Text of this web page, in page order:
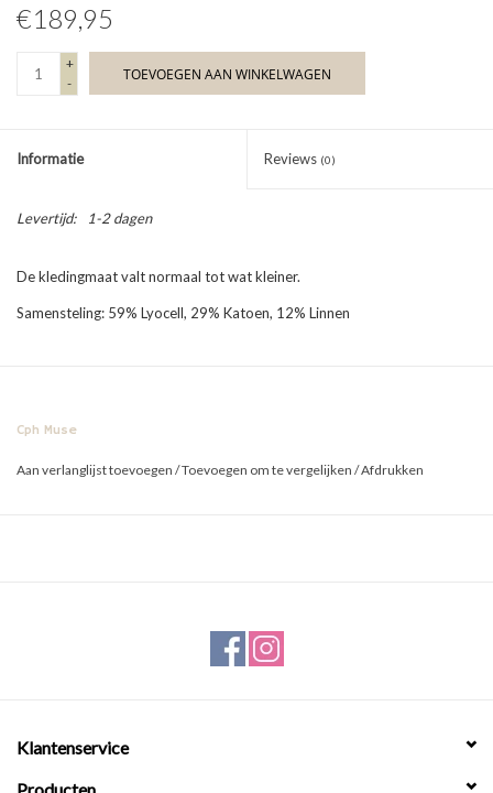
€189,95
+
-
TOEVOEGEN AAN WINKELWAGEN
Informatie Reviews (0)
Levertijd: 1-2 dagen
De kledingmaat valt normaal tot wat kleiner.
Samensteling: 59% Lyocell, 29% Katoen, 12% Linnen
Cph Muse
Aan verlanglijst toevoegen /Toevoegen om te vergelijken /Afdrukken
Klantenservice